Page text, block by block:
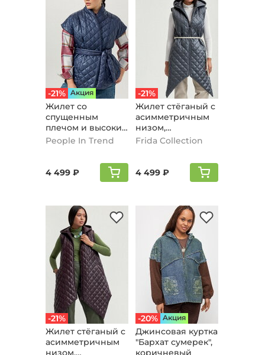
-21% Aкция
Жилет со
спущенным
плечом и высоким
воротом, темно-
синий
People In Trend
4 499 ₽
-21%
Жилет стёганый с
асимметричным
низом,
графитовый
Frida Collection
4 499 ₽
-21%
Жилет стёганый с
асимметричным
низом,
-20% Aкция
Джинсовая куртка
"Бархат сумерек",
коричневый